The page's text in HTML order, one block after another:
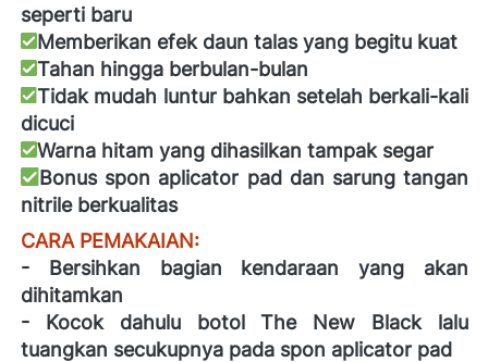
seperti baru
Memberikan efek daun talas yang begitu kuat
Tahan hingga berbulan-bulan
Tidak mudah luntur bahkan setelah berkali-kali
dicuci
Warna hitam yang dihasilkan tampak segar
Bonus spon aplicator pad dan sarung tangan
nitrile berkualitas
CARA PEMAKAIAN:
- Bersihkan bagian kendaraan yang akan
dihitamkan
- Kocok dahulu botol The New Black lalu
tuangkan secukupnya pada spon aplicator pad